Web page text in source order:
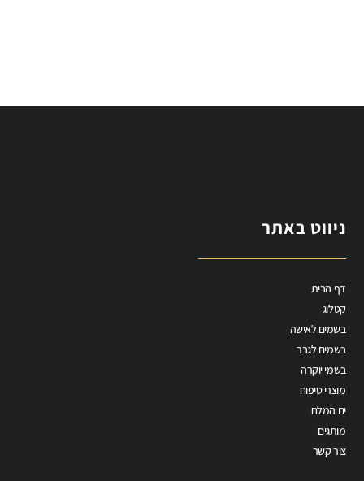
ניווט באתר
דף הבית
קטלוג
בשמים לאישה
בשמים לגבר
בשמי יוקרה
מוצרי טיפוח
ים המלח
מותגים
צור קשר